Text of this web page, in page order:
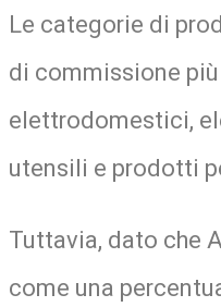
Le categorie di
di commissione
elettrodomestici,
utensili e prodotti
Tuttavia, dato che
come una